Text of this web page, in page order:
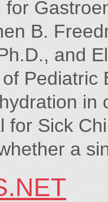
B.
and
Pediatric
in
for Sick
a